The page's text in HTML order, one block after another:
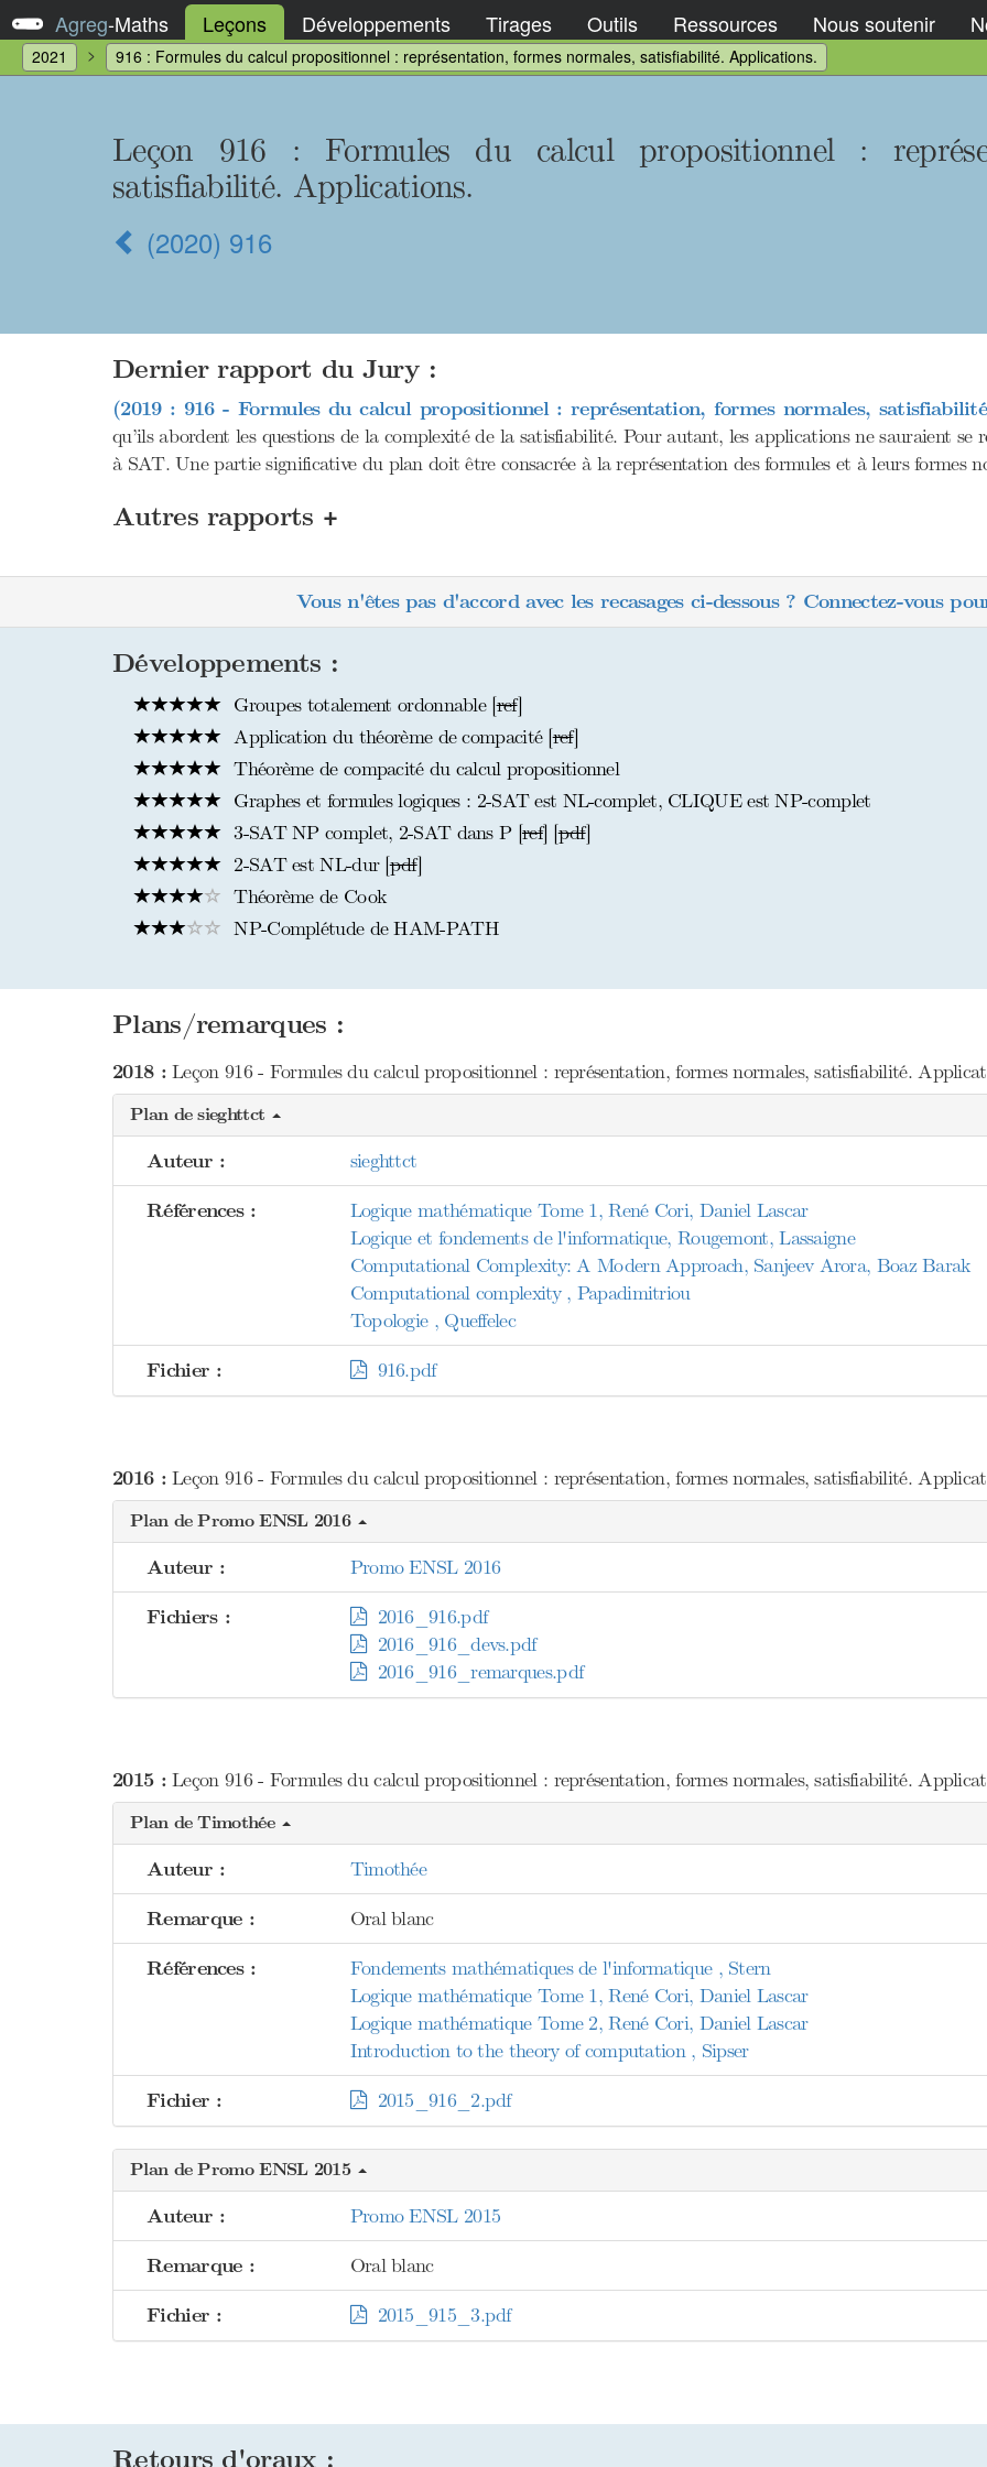
Agreg-Maths Leçons Développements Tirages Outils Ressources Nous soutenir
2021 916 : Formules du calcul propositionnel : représentation, formes normales, satisfiabilité. Applications.
Leçon 916 : Formules du calcul propositionnel :
satisfiabilité. Applications.
(2020) 916
Dernier rapport du Jury :
(2019 : 916 - Formules du calcul propositionnel : représentation, formes normales,
qu’ils abordent les questions de la complexité de la satisfiabilité. Pour autant, les applications ne sauraient
à SAT. Une partie significative du plan doit être consacrée à la représentation des formules et à leurs formes
Autres rapports +
Vous n'êtes pas d'accord avec les recasages ci-dessous ? Connectez-vous
Développements :
Groupes totalement ordonnable [ref]
Application du théorème de compacité [ref]
Théorème de compacité du calcul propositionnel
Graphes et formules logiques : 2-SAT est NL-complet, CLIQUE est NP-complet
3-SAT NP complet, 2-SAT dans P [ref] [pdf]
2-SAT est NL-dur [pdf]
Théorème de Cook
NP-Complétude de HAM-PATH
Plans/remarques :
2018 :Leçon 916 - Formules du calcul propositionnel : représentation, formes normales, satisfiabilité.
Plan de sieghttct
Auteur : sieghttct
Références :
Logique mathématique Tome 1, René Cori, Daniel Lascar
Logique et fondements de l'informatique, Rougemont, Lassaigne
Computational Complexity: A Modern Approach, Sanjeev Arora, Boaz Barak
Computational complexity , Papadimitriou
Topologie , Queffelec
Fichier : 916.pdf
2016 :Leçon 916 - Formules du calcul propositionnel : représentation, formes normales, satisfiabilité.
Plan de Promo ENSL 2016
Auteur : Promo ENSL 2016
Fichiers :
2016_916.pdf
2016_916_devs.pdf
2016_916_remarques.pdf
2015 :Leçon 916 - Formules du calcul propositionnel : représentation, formes normales, satisfiabilité.
Plan de Timothée
Auteur : Timothée
Remarque : Oral blanc
Références :
Fondements mathématiques de l'informatique , Stern
Logique mathématique Tome 1, René Cori, Daniel Lascar
Logique mathématique Tome 2, René Cori, Daniel Lascar
Introduction to the theory of computation , Sipser
Fichier : 2015_916_2.pdf
Plan de Promo ENSL 2015
Auteur : Promo ENSL 2015
Remarque : Oral blanc
Fichier : 2015_915_3.pdf
Retours d'oraux :